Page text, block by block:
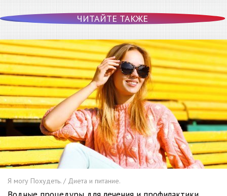
ЧИТАЙТЕ ТАКЖЕ
Я могу Похудеть. / Диета и питание.